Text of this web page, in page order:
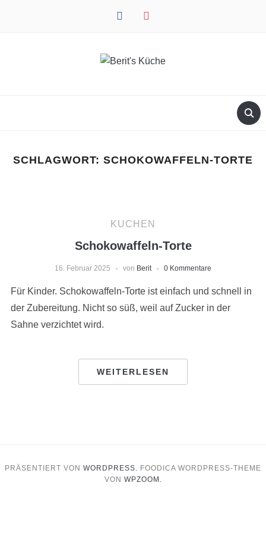
facebook instagram
SCHLAGWORT: SCHOKOWAFFELN-TORTE
KUCHEN
Schokowaffeln-Torte
16. Februar 2025 von Berit 0 Kommentare
Für Kinder. Schokowaffeln-Torte ist einfach und schnell in
der Zubereitung. Nicht so süß, weil auf Zucker in der
Sahne verzichtet wird.
WEITERLESEN
PRÄSENTIERT VON WORDPRESS. FOODICA WORDPRESS-THEME
VON WPZOOM.